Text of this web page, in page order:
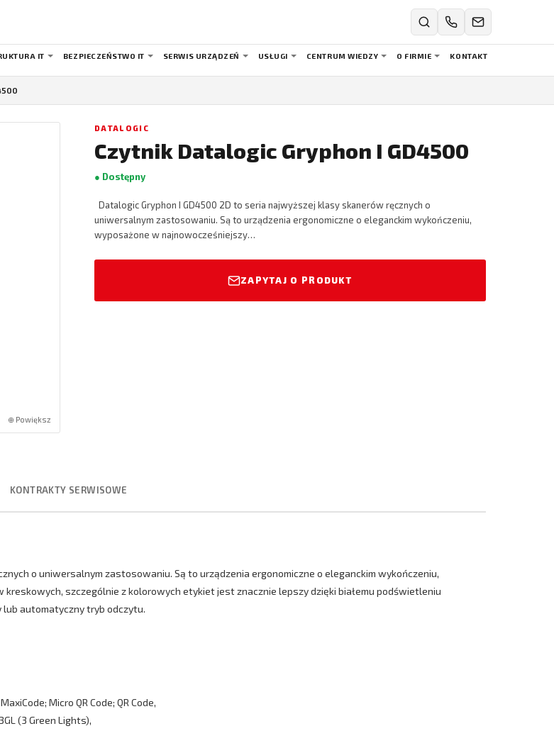
IT BEZPIECZEŃSTWO IT SERWIS URZĄDZEŃ USŁUGI CENTRUM WIEDZY O FIRMIE KONTAKT
⊕ Powiększ
DATALOGIC
Czytnik Datalogic Gryphon I GD4500
● Dostępny
Datalogic Gryphon I GD4500 2D to seria najwyższej klasy skanerów ręcznych o
uniwersalnym zastosowaniu. Są to urządzenia ergonomiczne o eleganckim wykończeniu,
wyposażone w najnowocześniejszy…
ZAPYTAJ O PRODUKT
KONTRAKTY SERWISOWE
o uniwersalnym zastosowaniu. Są to urządzenia ergonomiczne o eleganckim wykończeniu,
szczególnie z kolorowych etykiet jest znacznie lepszy dzięki białemu podświetleniu
lub automatyczny tryb odczytu.
Micro QR Code; QR Code,
(3 Green Lights),